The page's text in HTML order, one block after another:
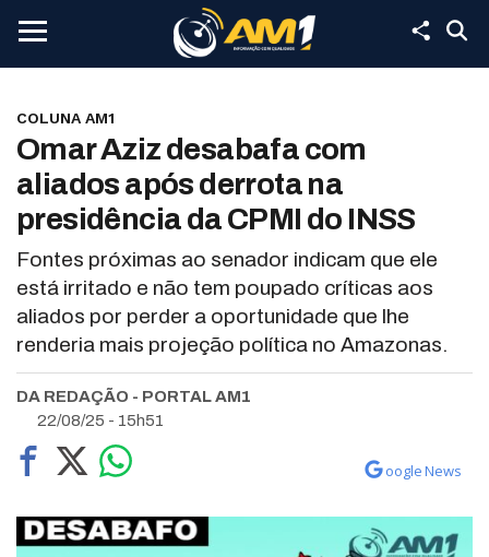
COLUNA AM1
Omar Aziz desabafa com
aliados após derrota na
presidência da CPMI do INSS
Fontes próximas ao senador indicam que ele
está irritado e não tem poupado críticas aos
aliados por perder a oportunidade que lhe
renderia mais projeção política no Amazonas.
DA REDAÇÃO - PORTAL AM1
22/08/25 - 15h51
oogle News